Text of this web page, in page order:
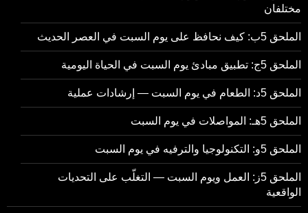
مختلفان
الملحق 5ب: كيف نحافظ على يوم السبت في العصر الحديث
الملحق 5ج: تطبيق مبادئ يوم السبت في الحياة اليومية
الملحق 5د: الطعام في يوم السبت — إرشادات عملية
الملحق 5هـ: المواصلات في يوم السبت
الملحق 5و: التكنولوجيا والترفيه في يوم السبت
الملحق 5ز: العمل ويوم السبت — التغلّب على التحديات
الواقعية